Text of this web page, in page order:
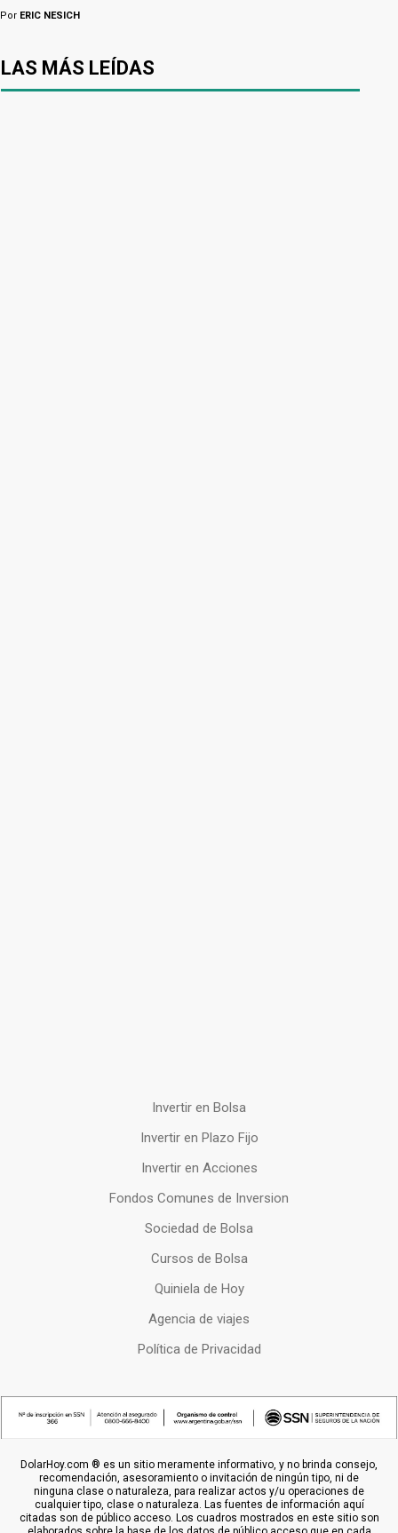
Por ERIC NESICH
LAS MÁS LEÍDAS
Invertir en Bolsa
Invertir en Plazo Fijo
Invertir en Acciones
Fondos Comunes de Inversion
Sociedad de Bolsa
Cursos de Bolsa
Quiniela de Hoy
Agencia de viajes
Política de Privacidad
DolarHoy.com ® es un sitio meramente informativo, y no brinda consejo,
recomendación, asesoramiento o invitación de ningún tipo, ni de
ninguna clase o naturaleza, para realizar actos y/u operaciones de
cualquier tipo, clase o naturaleza. Las fuentes de información aquí
citadas son de público acceso. Los cuadros mostrados en este sitio son